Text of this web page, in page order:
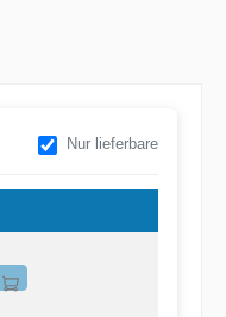
Nur lieferbare